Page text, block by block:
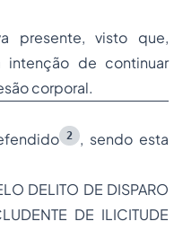
presente, visto que,
de continuar
corporal.
2
, sendo esta
DELITO DE DISPARO
DE ILICITUDE